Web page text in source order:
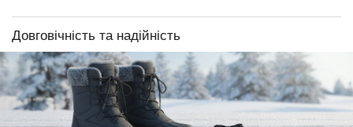
Довговічність та надійність